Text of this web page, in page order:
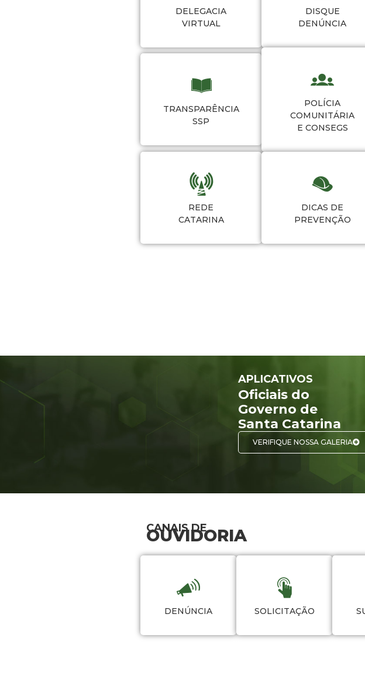
DELEGACIA
VIRTUAL
DISQUE
DENÚNCIA
TRANSPARÊNCIA
SSP
POLÍCIA
COMUNITÁRIA
E CONSEGS
REDE
CATARINA
DICAS DE
PREVENÇÃO
APLICATIVOS
Oficiais do
Governo de
Santa Catarina
VERIFIQUE NOSSA GALERIA
CANAIS DE
OUVIDORIA
DENÚNCIA SOLICITAÇÃO